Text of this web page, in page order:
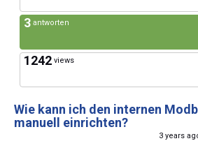
3 antworten
1242 views
Wie kann ich den internen
manuell einrichten?
3 years